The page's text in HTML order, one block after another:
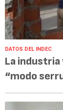
DATOS DEL INDEC
La
“modo